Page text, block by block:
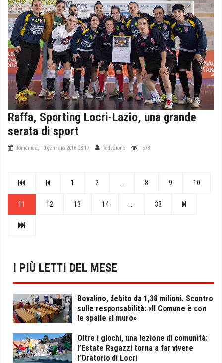
Raffa, Sporting Locri-Lazio, una grande
serata di sport
domenica, 10 gennaio 2016 23:17 Redazione 1578
1 2 8 9 10
11 12 13 14 33
I PIÙ LETTI DEL MESE
Bovalino, debito da 1,38 milioni. Scontro
sulle responsabilità: «Il Comune è con
le spalle al muro»
Oltre i giochi, una lezione di comunità:
l’Estate Ragazzi torna a far vivere
l’Oratorio di Locri